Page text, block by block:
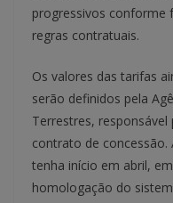
progressivos conforme
regras contratuais.
Os valores das tarifas
serão definidos pela
Terrestres,
contrato de concessão.
tenha início em abril,
homologação do